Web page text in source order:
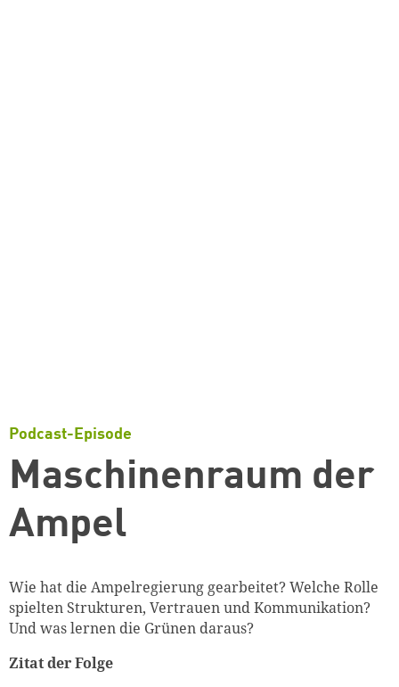
Podcast-Episode
Maschinenraum der
Ampel
Wie hat die Ampelregierung gearbeitet? Welche Rolle
spielten Strukturen, Vertrauen und Kommunikation?
Und was lernen die Grünen daraus?
Zitat der Folge